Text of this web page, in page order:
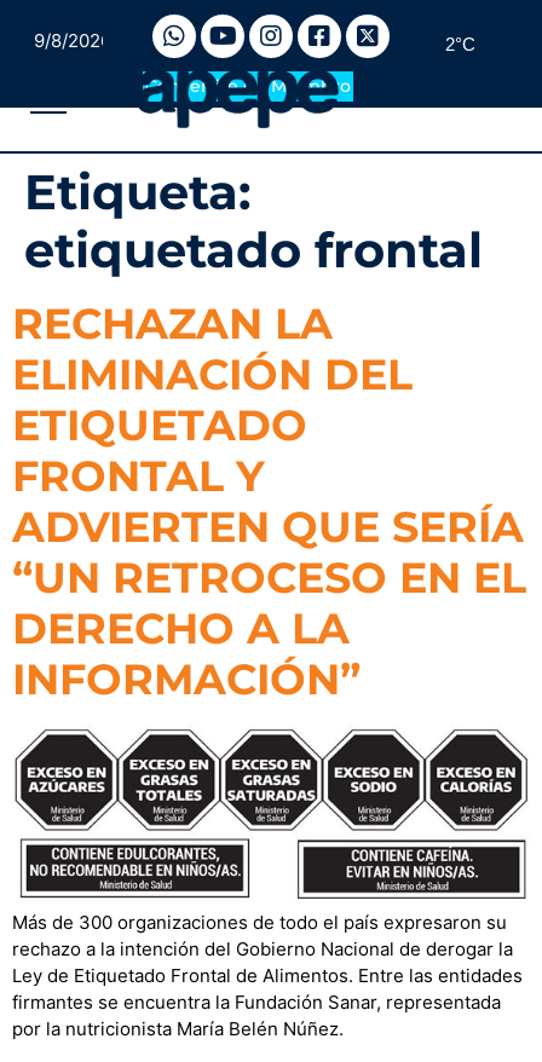
9/8/2026 2°C
Convertite en Miembro
Etiqueta:
etiquetado frontal
RECHAZAN LA
ELIMINACIÓN DEL
ETIQUETADO
FRONTAL Y
ADVIERTEN QUE SERÍA
“UN RETROCESO EN EL
DERECHO A LA
INFORMACIÓN”
Más de 300 organizaciones de todo el país expresaron su
rechazo a la intención del Gobierno Nacional de derogar la
Ley de Etiquetado Frontal de Alimentos. Entre las entidades
firmantes se encuentra la Fundación Sanar, representada
por la nutricionista María Belén Núñez.